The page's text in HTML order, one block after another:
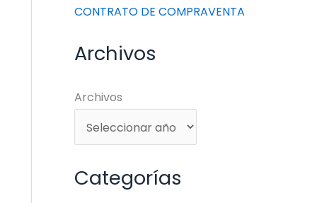
CONTRATO DE COMPRAVENTA
Archivos
Archivos
Categorías